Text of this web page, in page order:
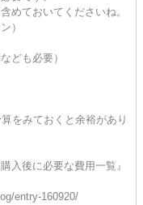
めておいてくださいね。
）
ども必要）
をみておくと余裕があり
入後に必要な費用一覧』
entry-160920/